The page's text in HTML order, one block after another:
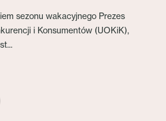
sezonu wakacyjnego Prezes
i Konsumentów (UOKiK),